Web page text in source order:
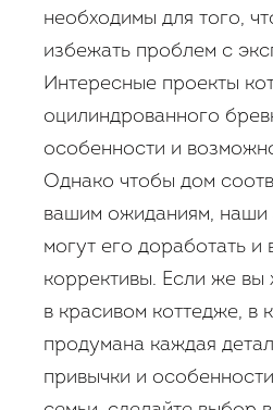
необходимы для того,
избежать проблем с
Интересные проекты
оцилиндрованного
особенности и
Однако чтобы дом
вашим ожиданиям, наши
могут его доработать
коррективы. Если же вы
в красивом коттедже, в
продумана каждая
привычки и